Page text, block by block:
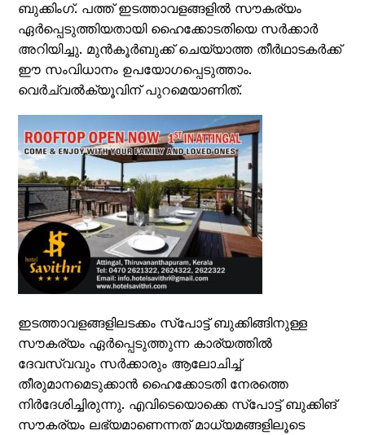
ബുക്കിംഗ്. പത്ത് ഇടത്താവളങ്ങളില്‍ സൗകര്യം
ഏര്‍പ്പെടുത്തിയതായി ഹൈക്കോടതിയെ സര്‍ക്കാര്‍
അറിയിച്ചു. മുന്‍കൂര്‍ബുക്ക് ചെയ്യാത്ത തീര്‍ഥാടകര്‍ക്ക്
ഈ സംവിധാനം ഉപയോഗപ്പെടുത്താം.
വെര്‍ച്വല്‍ക്യൂവിന് പുറമെയാണിത്.
ഇടത്താവളങ്ങളിലടക്കം സ്പോട്ട് ബുക്കിങ്ങിനുള്ള
സൗകര്യം ഏര്‍പ്പെടുത്തുന്ന കാര്യത്തില്‍
ദേവസ്വവും സര്‍ക്കാരും ആലോചിച്ച്
തീരുമാനമെടുക്കാന്‍ ഹൈക്കോടതി നേരത്തെ
നിര്‍ദേശിച്ചിരുന്നു. എവിടെയൊക്കെ സ്പോട്ട് ബുക്കിങ്
സൗകര്യം ലഭ്യമാണെന്നത് മാധ്യമങ്ങളിലൂടെ